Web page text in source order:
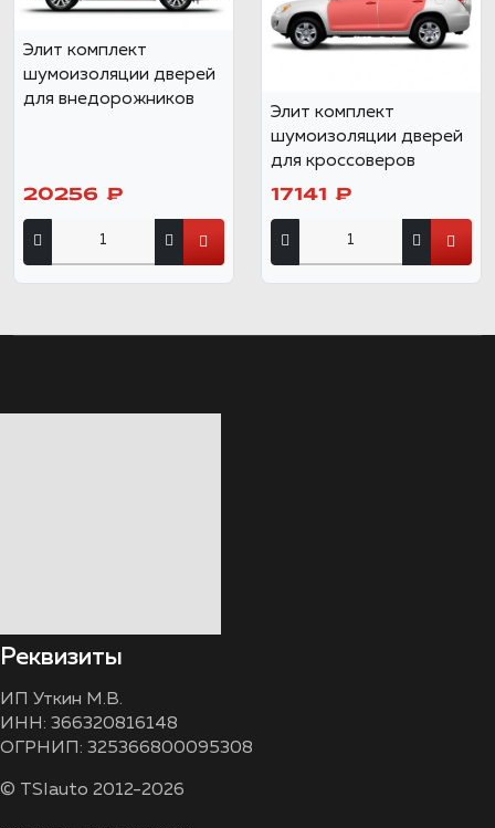
Элит комплект
шумоизоляции дверей
для внедорожников
20256 ₽
Элит комплект
шумоизоляции дверей
для кроссоверов
17141 ₽
Реквизиты
ИП Уткин М.В.
ИНН: 366320816148
ОГРНИП: 325366800095308
© TSIauto 2012-2026